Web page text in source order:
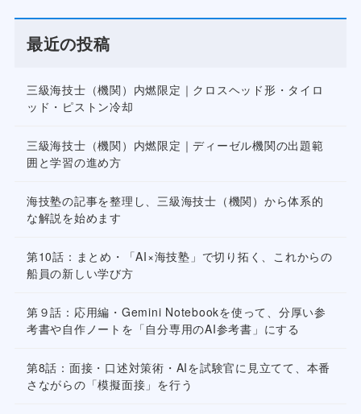
最近の投稿
三級海技士（機関）内燃限定｜クロスヘッド形・タイロ
ッド・ピストン冷却
三級海技士（機関）内燃限定｜ディーゼル機関の出題範
囲と学習の進め方
海技塾の記事を整理し、三級海技士（機関）から体系的
な解説を始めます
第10話：まとめ・「AI×海技塾」で切り拓く、これからの
船員の新しい学び方
第９話：応用編・Gemini Notebookを使って、分厚い参
考書や自作ノートを「自分専用のAI参考書」にする
第8話：面接・口述対策術・AIを試験官に見立てて、本番
さながらの「模擬面接」を行う